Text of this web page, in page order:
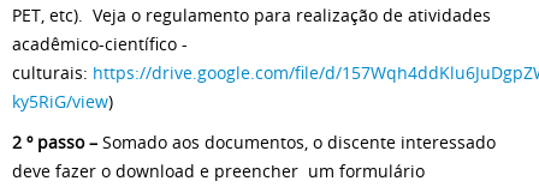
PET, etc). Veja o regulamento para realização de atividades
acadêmico-científico -
culturais: https://drive.google.com/file/d/
ky5RiG/view)
2 º passo – Somado aos documentos, o discente interessado
deve fazer o download e preencher um formulário